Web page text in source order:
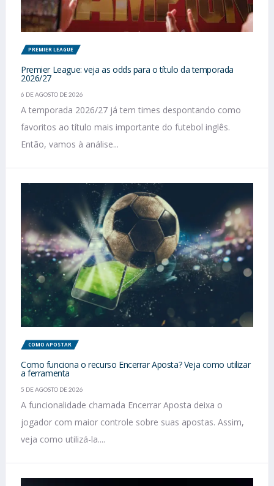
PREMIER LEAGUE
Premier League: veja as odds para o título da temporada
2026/27
6 DE AGOSTO DE 2026
A temporada 2026/27 já tem times despontando como
favoritos ao título mais importante do futebol inglês.
Então, vamos à análise...
COMO APOSTAR
Como funciona o recurso Encerrar Aposta? Veja como utilizar
a ferramenta
5 DE AGOSTO DE 2026
A funcionalidade chamada Encerrar Aposta deixa o
jogador com maior controle sobre suas apostas. Assim,
veja como utilizá-la....